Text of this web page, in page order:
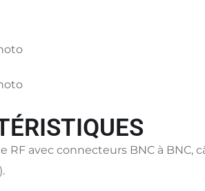
RF avec connecteurs BNC à BNC,